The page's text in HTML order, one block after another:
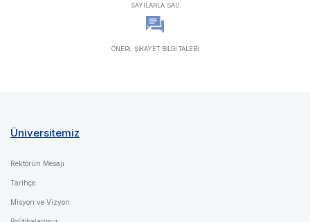
SAYILARLA SAU
ÖNERİ, ŞİKAYET BİLGİ TALEBİ
Üniversitemiz
Rektörün Mesajı
Tarihçe
Misyon ve Vizyon